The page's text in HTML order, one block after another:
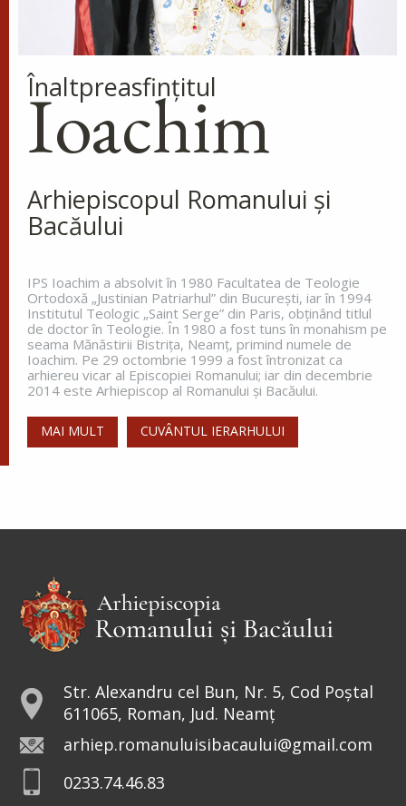
Zis-a Domnul către iudeii care veniseră la Dânsul:
Vai vouă, cărturarilor și fariseilor fățarnici! Pentru
că închideți Împărăția Cerurilor înaintea oamenilor;
Înaltpreasfinţitul
Ioachim
Arhiepiscopul Romanului și
Bacăului
IPS Ioachim a absolvit în 1980 Facultatea de Teologie
Ortodoxă „Justinian Patriarhul” din Bucureşti, iar în 1994
Institutul Teologic „Saint Serge” din Paris, obţinând titlul
de doctor în Teologie. În 1980 a fost tuns în monahism pe
seama Mănăstirii Bistriţa, Neamţ, primind numele de
Ioachim. Pe 29 octombrie 1999 a fost întronizat ca
arhiereu vicar al Episcopiei Romanului; iar din decembrie
2014 este Arhiepiscop al Romanului și Bacăului.
MAI MULT CUVÂNTUL IERARHULUI
Str. Alexandru cel Bun, Nr. 5, Cod Poștal
611065, Roman, Jud. Neamț
arhiep.romanuluisibacaului@gmail.com
0233.74.46.83